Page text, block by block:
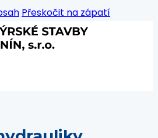
Přeskočit na zápatí